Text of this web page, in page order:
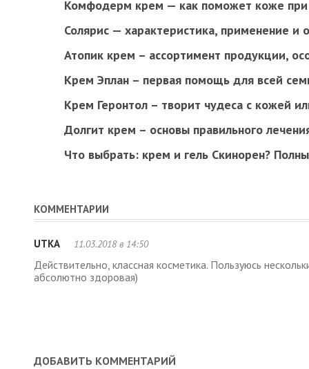
Комфодерм крем — как поможет коже при
Солярис — характеристика, применение и
Атопик крем – ассортимент продукции,
Крем Эплан – первая помощь для всей
Крем Геронтол – творит чудеса с кожей
Долгит крем – основы правильного
Что выбрать: крем и гель Скинорен?
КОММЕНТАРИИ
UTKA 11.03.2018 в 14:50
Действительно, классная косметика. Пользуюсь
абсолютно здоровая)
ДОБАВИТЬ КОММЕНТАРИЙ